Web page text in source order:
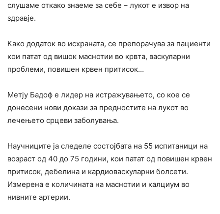
слушаме откако знаеме за себе – лукот е извор на
здравје.
Како додаток во исхраната, се препорачува за пациенти
кои патат од вишок маснотии во крвта, васкуларни
проблеми, повишен крвен притисок…
Метју Бадоф е лидер на истражувањето, со кое се
донесени нови докази за предностите на лукот во
лечењето срцеви заболувања.
Научниците ја следеле состојбата на 55 испитаници на
возраст од 40 до 75 години, кои патат од повишен крвен
притисок, дебелина и кардиоваскуларни болсети.
Измерена е количината на маснотии и калциум во
нивните артерии.